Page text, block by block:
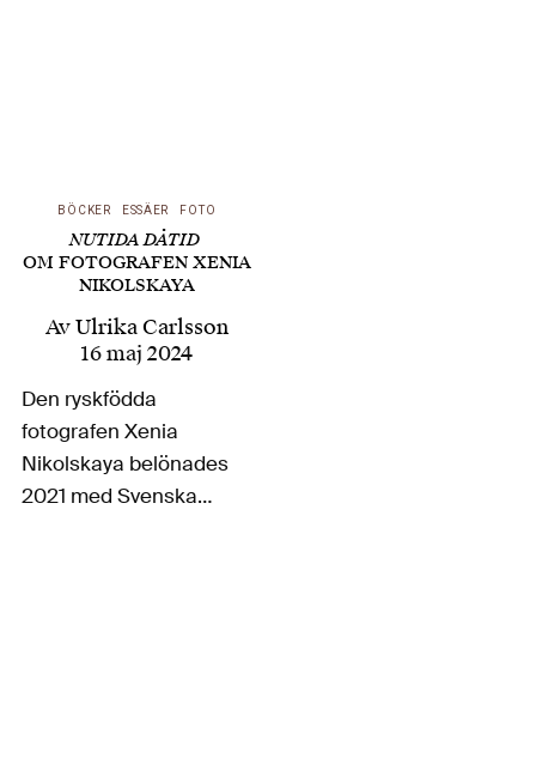
BÖCKER ESSÄER FOTO
NUTIDA DÅTID
OM FOTOGRAFEN XENIA
NIKOLSKAYA
AvUlrika Carlsson
16 maj 2024
Den ryskfödda
fotografen Xenia
Nikolskaya belönades
2021 med Svenska